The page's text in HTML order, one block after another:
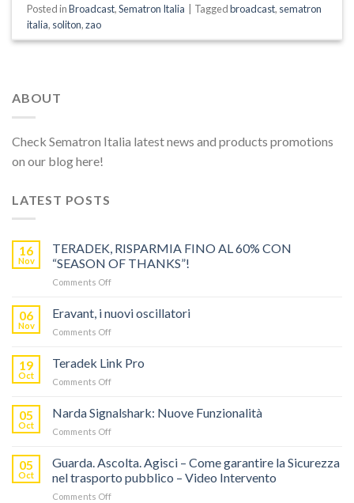
Posted inBroadcast,Sematron Italia Taggedbroadcast, sematron
italia, soliton,zao
ABOUT
Check Sematron Italia latest news and products promotions
on our blog here!
LATEST POSTS
16
Nov
TERADEK, RISPARMIA FINO AL 60% CON
“SEASON OF THANKS”!
Comments Offon
RISPARMIA
CON
06
Nov
Eravant, i nuovi oscillatori
Comments Offon
19
Oct
Teradek Link Pro
Comments Offon
Link
05
Oct
Narda Signalshark: Nuove Funzionalità
Comments Offon
Signalshark:
Funzionalità
05
Oct
Guarda. Ascolta. Agisci – Come garantire la Sicurezza
nel trasporto pubblico – Video Intervento
Comments Offon